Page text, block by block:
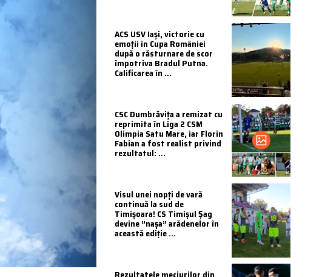
ACS USV Iași, victorie cu
emoții în Cupa României
după o răsturnare de scor
împotriva Bradul Putna.
Calificarea în ...
CSC Dumbrăvița a remizat cu
reprimita în Liga 2 CSM
Olimpia Satu Mare, iar Florin
Fabian a fost realist privind
rezultatul: ...
Visul unei nopți de vară
continuă la sud de
Timișoara! CS Timișul Șag
devine ”nașa” arădenelor în
această ediție ...